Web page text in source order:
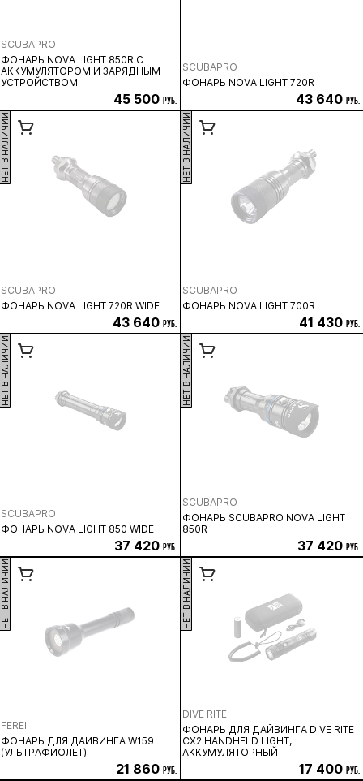
SCUBAPRO
ФОНАРЬ NOVA LIGHT 850R С
АККУМУЛЯТОРОМ И ЗАРЯДНЫМ
УСТРОЙСТВОМ
45 500 руб.
SCUBAPRO
ФОНАРЬ NOVA LIGHT 720R
43 640 руб.
НЕТ В НАЛИЧИИ
SCUBAPRO
ФОНАРЬ NOVA LIGHT 720R WIDE
43 640 руб.
НЕТ В НАЛИЧИИ
SCUBAPRO
ФОНАРЬ NOVA LIGHT 700R
41 430 руб.
НЕТ В НАЛИЧИИ
SCUBAPRO
ФОНАРЬ NOVA LIGHT 850 WIDE
37 420 руб.
НЕТ В НАЛИЧИИ
SCUBAPRO
ФОНАРЬ SCUBAPRO NOVA LIGHT
850R
37 420 руб.
НЕТ В НАЛИЧИИ
FEREI
ФОНАРЬ ДЛЯ ДАЙВИНГА W159
(УЛЬТРАФИОЛЕТ)
21 860 руб.
НЕТ В НАЛИЧИИ
DIVE RITE
ФОНАРЬ ДЛЯ ДАЙВИНГА DIVE RITE
CX2 HANDHELD LIGHT,
АККУМУЛЯТОРНЫЙ
17 400 руб.